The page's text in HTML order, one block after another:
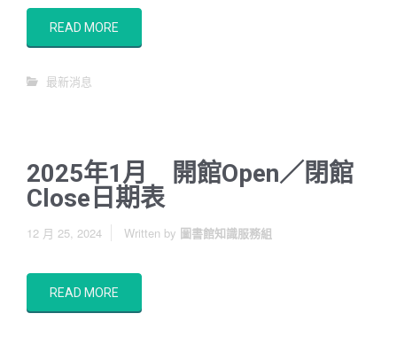
READ MORE
最新消息
2025年1月 開館Open／閉館
Close日期表
12 月 25, 2024 Written by 圖書館知識服務組
READ MORE